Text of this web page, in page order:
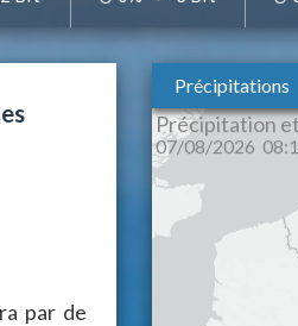
par de
Précipitations